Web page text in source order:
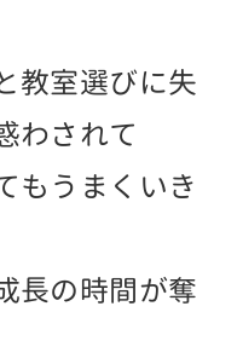
教室選びに失
わされて
もうまくいき
長の時間が奪